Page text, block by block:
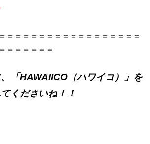
＝＝＝＝＝＝＝＝＝＝＝＝＝＝＝＝＝
＝＝＝＝＝＝
「HAWAIICO（ハワイコ）」を
くださいね！！